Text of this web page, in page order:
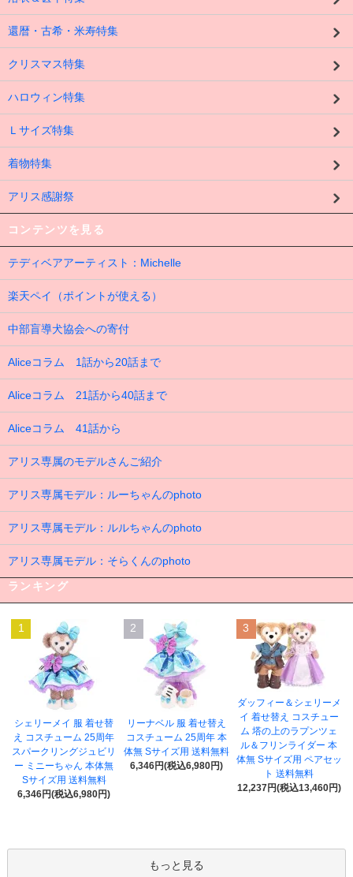
還暦・古希・米寿特集
クリスマス特集
ハロウィン特集
Ｌサイズ特集
着物特集
アリス感謝祭
コンテンツを見る
テディベアアーティスト：Michelle
楽天ペイ（ポイントが使える）
中部盲導犬協会への寄付
Aliceコラム 1話から20話まで
Aliceコラム 21話から40話まで
Aliceコラム 41話から
アリス専属のモデルさんご紹介
アリス専属モデル：ルーちゃんのphoto
アリス専属モデル：ルルちゃんのphoto
アリス専属モデル：そらくんのphoto
ランキング
1
シェリーメイ 服 着せ替
え コスチューム 25周年
スパークリングジュビリ
ー ミニーちゃん 本体無
Sサイズ用 送料無料
6,346円(税込6,980円)
2
リーナベル 服 着せ替え
コスチューム 25周年 本
体無 Sサイズ用 送料無料
6,346円(税込6,980円)
3
ダッフィー＆シェリーメ
イ 着せ替え コスチュー
ム 塔の上のラプンツェ
ル＆フリンライダー 本
体無 Sサイズ用 ペアセッ
ト 送料無料
12,237円(税込13,460円)
もっと見る